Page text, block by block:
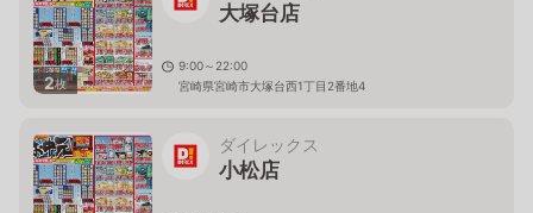
2枚
大塚台店
9:00～22:00
宮崎県宮崎市大塚台西1丁目2番地4
ダイレックス
小松店